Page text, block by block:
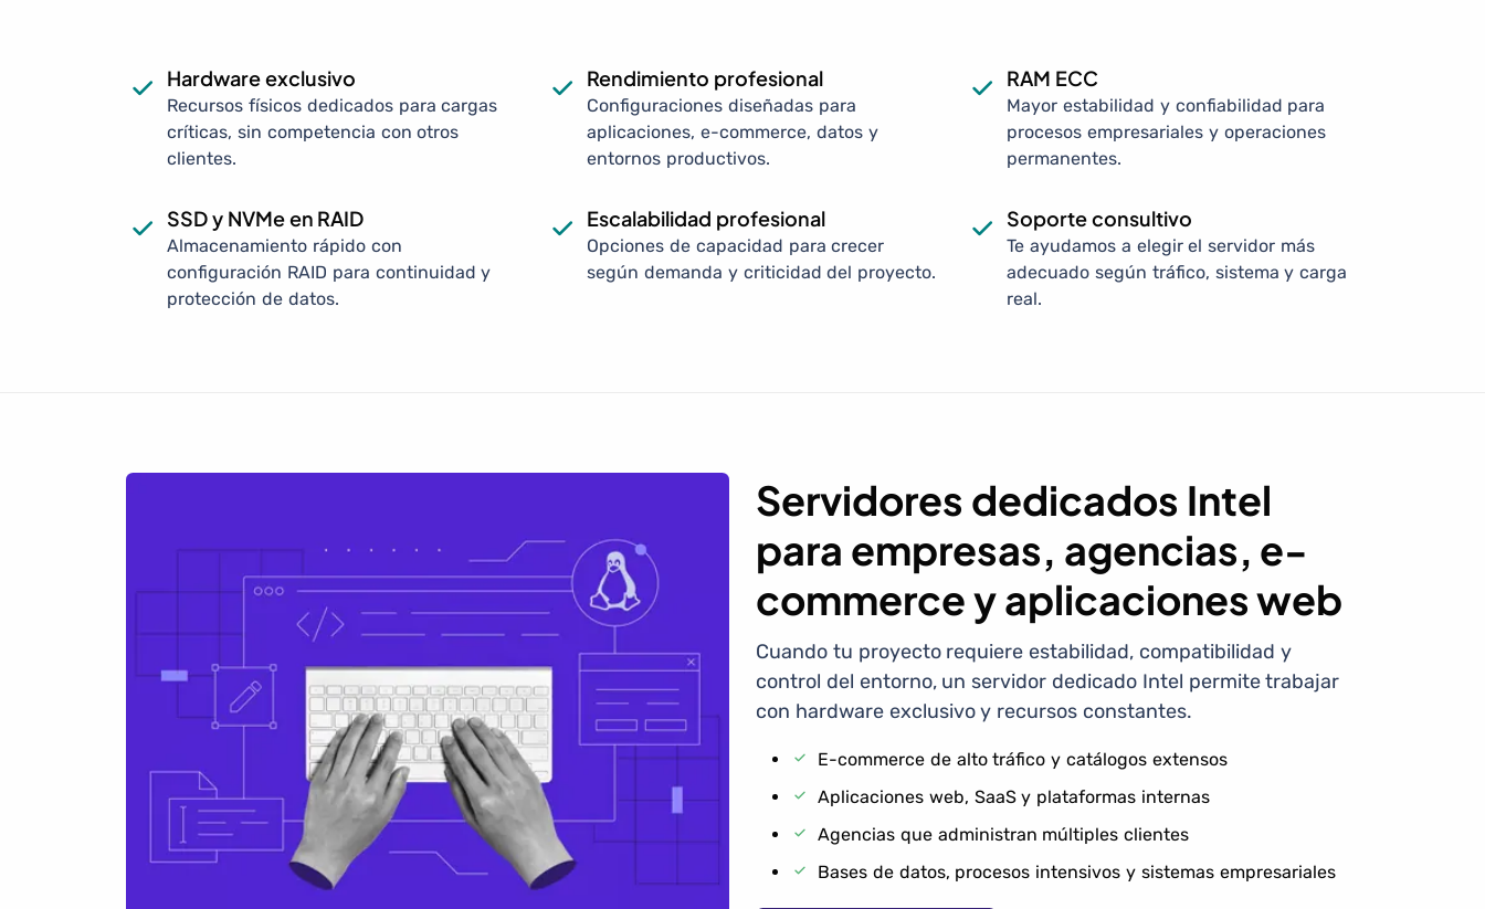
Hardware exclusivo
Recursos físicos dedicados para cargas
críticas, sin competencia con otros
clientes.
Rendimiento profesional
Configuraciones diseñadas para
aplicaciones, e-commerce, datos y
entornos productivos.
RAM ECC
Mayor estabilidad y confiabilidad para
procesos empresariales y operaciones
permanentes.
SSD y NVMe en RAID
Almacenamiento rápido con
configuración RAID para continuidad y
protección de datos.
Escalabilidad profesional
Opciones de capacidad para crecer
según demanda y criticidad del proyecto.
Soporte consultivo
Te ayudamos a elegir el servidor más
adecuado según tráfico, sistema y carga
real.
Servidores dedicados Intel
para empresas, agencias, e-
commerce y aplicaciones web
Cuando tu proyecto requiere estabilidad, compatibilidad y
control del entorno, un servidor dedicado Intel permite trabajar
con hardware exclusivo y recursos constantes.
E-commerce de alto tráfico y catálogos extensos
Aplicaciones web, SaaS y plataformas internas
Agencias que administran múltiples clientes
Bases de datos, procesos intensivos y sistemas empresariales